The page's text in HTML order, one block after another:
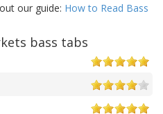
our guide: How to Read Bass
bass tabs